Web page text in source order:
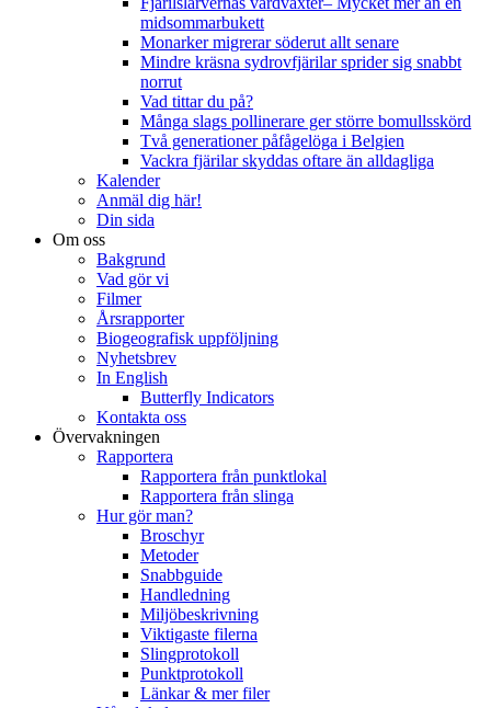
midsommarbukett
Monarker migrerar söderut allt senare
Mindre kräsna sydrovfjärilar sprider sig snabbt
norrut
Vad tittar du på?
Många slags pollinerare ger större bomullsskörd
Två generationer påfågelöga i Belgien
Vackra fjärilar skyddas oftare än alldagliga
Kalender
Anmäl dig här!
Din sida
Om oss
Bakgrund
Vad gör vi
Filmer
Årsrapporter
Biogeografisk uppföljning
Nyhetsbrev
In English
Butterfly Indicators
Kontakta oss
Övervakningen
Rapportera
Rapportera från punktlokal
Rapportera från slinga
Hur gör man?
Broschyr
Metoder
Snabbguide
Handledning
Miljöbeskrivning
Viktigaste filerna
Slingprotokoll
Punktprotokoll
Länkar & mer filer